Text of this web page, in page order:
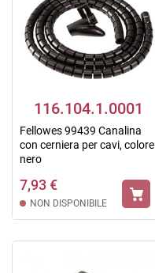
116.104.1.0001
Fellowes 99439 Canalina
con cerniera per cavi, colore
nero
7,93 €
NON DISPONIBILE